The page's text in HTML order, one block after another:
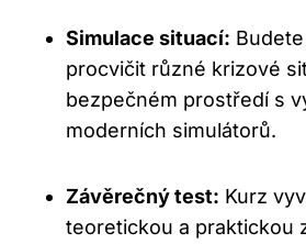
Simulace situací:
procvičit různé krizové
bezpečném prostředí s
moderních simulátorů.
Závěrečný test: Kurz
teoretickou a praktickou